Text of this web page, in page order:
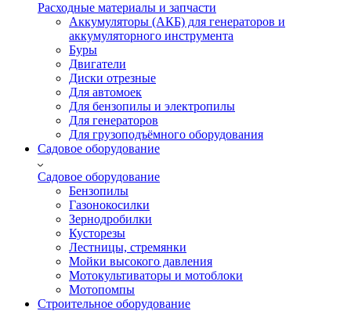
Расходные материалы и запчасти
Аккумуляторы (АКБ) для генераторов и
аккумуляторного инструмента
Буры
Двигатели
Диски отрезные
Для автомоек
Для бензопилы и электропилы
Для генераторов
Для грузоподъёмного оборудования
Садовое оборудование
Садовое оборудование
Бензопилы
Газонокосилки
Зернодробилки
Кусторезы
Лестницы, стремянки
Мойки высокого давления
Мотокультиваторы и мотоблоки
Мотопомпы
Строительное оборудование